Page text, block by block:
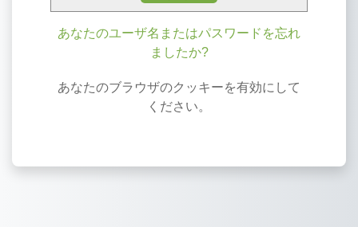
あなたのユーザ名またはパスワードを忘れ
ましたか?
あなたのブラウザのクッキーを有効にして
ください。